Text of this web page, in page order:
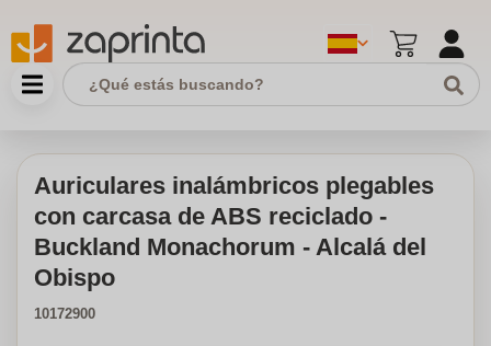
Auriculares inalámbricos plegables
con carcasa de ABS reciclado -
Buckland Monachorum - Alcalá del
Obispo
10172900